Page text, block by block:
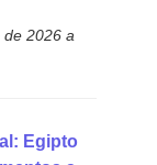
2026 a
Egipto